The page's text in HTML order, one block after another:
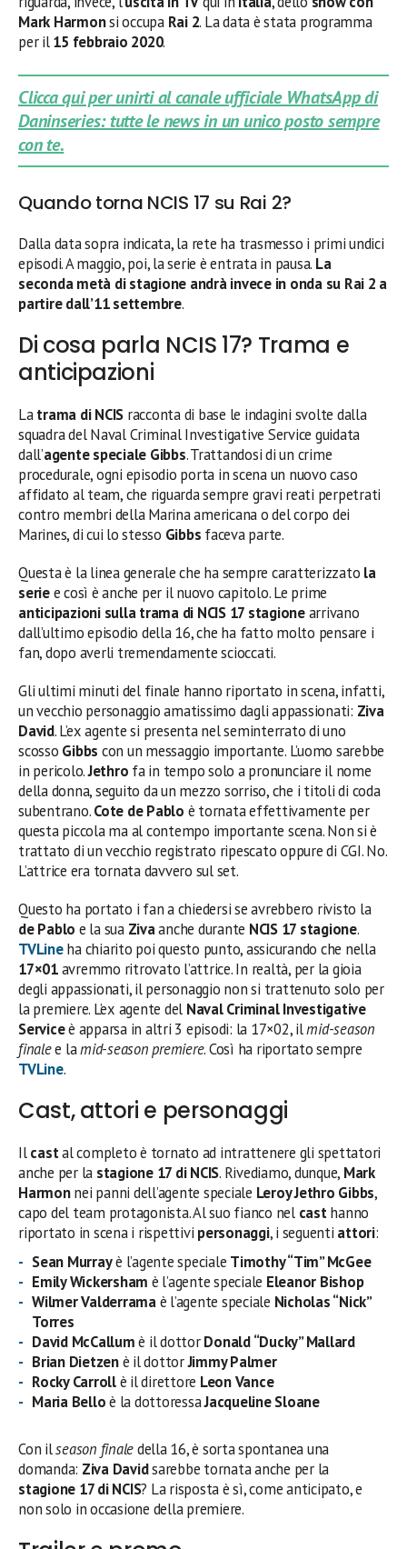
Mark Harmonsi occupa Rai 2. La data è stata programma
per il15 febbraio 2020.
Clicca qui per unirti al canale ufficiale WhatsApp di
Daninseries: tutte le news in un unico posto sempre
con te.
Quando torna NCIS 17 su Rai 2?
Dalla data sopra indicata, la rete ha trasmesso i primi undici
episodi. A maggio, poi, la serie è entrata in pausa. La
seconda metà di stagione andrà invece in onda su Rai 2 a
partire dall’11 settembre.
Di cosa parla NCIS 17? Trama e
anticipazioni
Latrama di NCIS racconta di base le indagini svolte dalla
squadra del Naval Criminal Investigative Service guidata
dall’agente speciale Gibbs. Trattandosi di un crime
procedurale, ogni episodio porta in scena un nuovo caso
affidato al team, che riguarda sempre gravi reati perpetrati
contro membri della Marina americana o del corpo dei
Marines, di cui lo stesso Gibbs faceva parte.
Questa è la linea generale che ha sempre caratterizzato la
seriee così è anche per il nuovo capitolo. Le prime
anticipazioni sulla trama di NCIS 17 stagionearrivano
dall’ultimo episodio della 16, che ha fatto molto pensare i
fan, dopo averli tremendamente scioccati.
Gli ultimi minuti del finale hanno riportato in scena, infatti,
un vecchio personaggio amatissimo dagli appassionati: Ziva
David. L’ex agente si presenta nel seminterrato di uno
scosso Gibbs con un messaggio importante. L’uomo sarebbe
in pericolo.Jethro fa in tempo solo a pronunciare il nome
della donna, seguito da un mezzo sorriso, che i titoli di coda
subentrano.Cote de Pablo è tornata effettivamente per
questa piccola ma al contempo importante scena. Non si è
trattato di un vecchio registrato ripescato oppure di CGI. No.
L’attrice era tornata davvero sul set.
Questo ha portato i fan a chiedersi se avrebbero rivisto la
de Pablo e la sua Zivaanche durante NCIS 17 stagione.
TVLineha chiarito poi questo punto, assicurando che nella
17×01avremmo ritrovato l’attrice. In realtà, per la gioia
degli appassionati, il personaggio non si trattenuto solo per
la premiere. L’ex agente del Naval Criminal Investigative
Serviceè apparsa in altri 3 episodi: la 17×02, ilmid-season
finalee lamid-season premiere. Così ha riportato sempre
TVLine.
Cast, attori e personaggi
Ilcastal completo è tornato ad intrattenere gli spettatori
anche per la stagione 17 di NCIS. Rivediamo, dunque, Mark
Harmonnei panni dell’agente speciale Leroy Jethro Gibbs,
capo del team protagonista. Al suo fianco nel casthanno
riportato in scena i rispettivi personaggi, i seguenti attori:
Sean Murrayè l’agente speciale Timothy “Tim” McGee
Emily Wickersham è l’agente speciale Eleanor Bishop
Wilmer Valderramaè l’agente speciale Nicholas “Nick”
Torres
David McCallumè il dottorDonald “Ducky” Mallard
Brian Dietzenè il dottorJimmy Palmer
Rocky Carrollè il direttore Leon Vance
Maria Belloè la dottoressaJacqueline Sloane
Con ilseason finaledella 16, è sorta spontanea una
domanda: Ziva Davidsarebbe tornata anche per la
stagione 17 di NCIS? La risposta è sì, come anticipato, e
non solo in occasione della premiere.